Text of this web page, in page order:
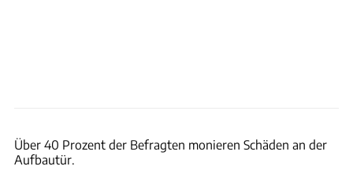
Über 40 Prozent der Befragten monieren Schäden an der
Aufbautür.